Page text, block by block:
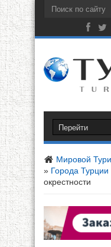
Мировой
» Города Турции
окрестности